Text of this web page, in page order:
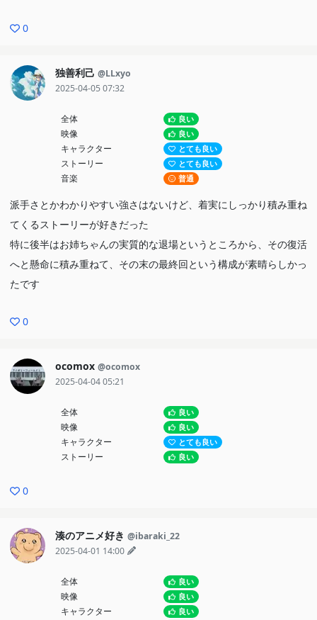
0
独善利己 @LLxyo
2025-04-05 07:32
全体 良い
映像 良い
キャラクター とても良い
ストーリー とても良い
音楽 普通
派手さとかわかりやすい強さはないけど、着実にしっかり積み重ね
てくるストーリーが好きだった
特に後半はお姉ちゃんの実質的な退場というところから、その復活
へと懸命に積み重ねて、その末の最終回という構成が素晴らしかっ
たです
0
ocomox @ocomox
2025-04-04 05:21
全体 良い
映像 良い
キャラクター とても良い
ストーリー 良い
0
湊のアニメ好き @ibaraki_22
2025-04-01 14:00
全体 良い
映像 良い
キャラクター 良い